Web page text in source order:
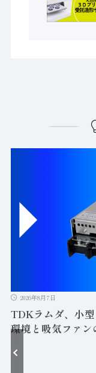
2026年8月7日
TDKラムダ、小
環境と吸気ファ